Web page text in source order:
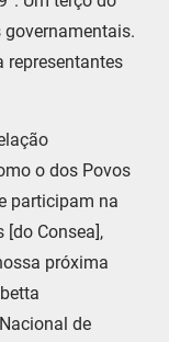
governamentais.
representantes
o dos Povos
participam na
Consea],
próxima
de